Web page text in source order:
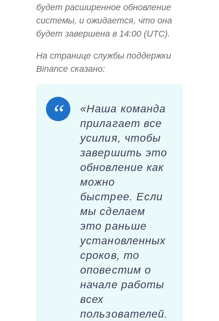
будет расширенное обновление
системы, и ожидается, что она
будет завершена в 14:00 (UTC).
На странице службы поддержки
Binance сказано:
«Наша команда
прилагает все
усилия, чтобы
завершить это
обновление как
можно
быстрее. Если
мы сделаем
это раньше
установленных
сроков, то
оповестим о
начале работы
всех
пользователей.